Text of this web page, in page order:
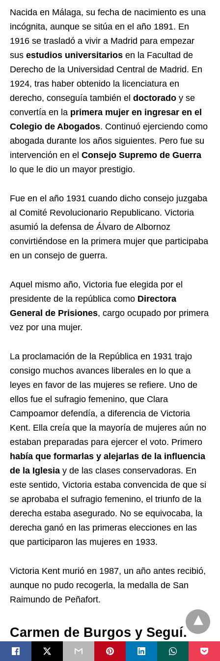
Nacida en Málaga, su fecha de nacimiento es una
incógnita, aunque se sitúa en el año 1891. En
1916 se trasladó a vivir a Madrid para empezar
sus estudios universitarios en la Facultad de
Derecho de la Universidad Central de Madrid. En
1924, tras haber obtenido la licenciatura en
derecho, conseguía también el doctorado y se
convertía en la primera mujer en ingresar en el
Colegio de Abogados. Continuó ejerciendo como
abogada durante los años siguientes. Pero fue su
intervención en el Consejo Supremo de Guerra
lo que le dio un mayor prestigio.
Fue en el año 1931 cuando dicho consejo juzgaba
al Comité Revolucionario Republicano. Victoria
asumió la defensa de Álvaro de Albornoz
convirtiéndose en la primera mujer que participaba
en un consejo de guerra.
Aquel mismo año, Victoria fue elegida por el
presidente de la república como Directora
General de Prisiones, cargo ocupado por primera
vez por una mujer.
La proclamación de la República en 1931 trajo
consigo muchos avances liberales en lo que a
leyes en favor de las mujeres se refiere. Uno de
ellos fue el sufragio femenino, que Clara
Campoamor defendía, a diferencia de Victoria
Kent. Ella creía que la mayoría de mujeres aún no
estaban preparadas para ejercer el voto. Primero
había que formarlas y alejarlas de la influencia
de la Iglesia y de las clases conservadoras. En
este sentido, Victoria estaba convencida de que si
se aprobaba el sufragio femenino, el triunfo de la
derecha estaba asegurado. No se equivocaba, la
derecha ganó en las primeras elecciones en las
que participaron las mujeres en 1933.
Victoria Kent murió en 1987, un año antes recibió,
aunque no pudo recogerla, la medalla de San
Raimundo de Peñafort.
Carmen de Burgos y Seguí.